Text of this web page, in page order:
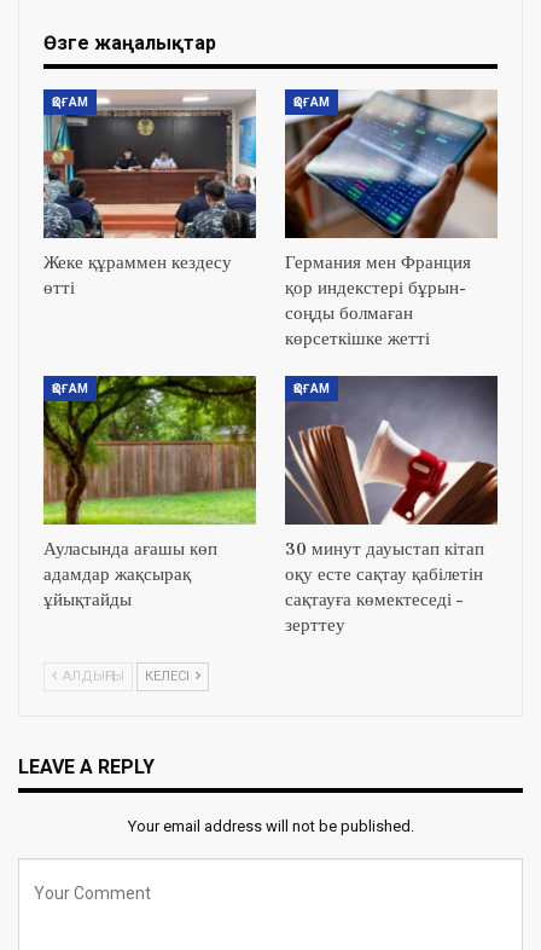
Өзге жаңалықтар
ҚОҒАМ
Жеке құраммен кездесу
өтті
ҚОҒАМ
Германия мен Франция
қор индекстері бұрын-
соңды болмаған
көрсеткішке жетті
ҚОҒАМ
Ауласында ағашы көп
адамдар жақсырақ
ұйықтайды
ҚОҒАМ
30 минут дауыстап кітап
оқу есте сақтау қабілетін
сақтауға көмектеседі –
зерттеу
АЛДЫҢҒЫ КЕЛЕСІ
LEAVE A REPLY
Your email address will not be published.